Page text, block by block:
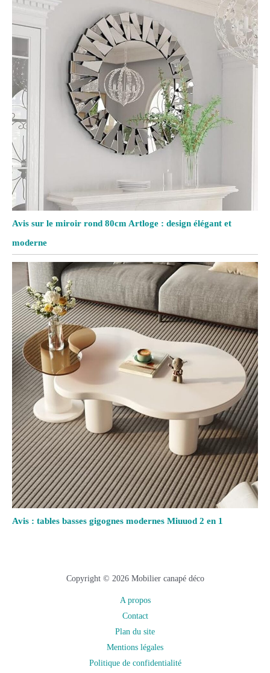
Avis sur le miroir rond 80cm Artloge : design élégant et
moderne
Avis : tables basses gigognes modernes Miuuod 2 en 1
Copyright © 2026 Mobilier canapé déco
A propos
Contact
Plan du site
Mentions légales
Politique de confidentialité